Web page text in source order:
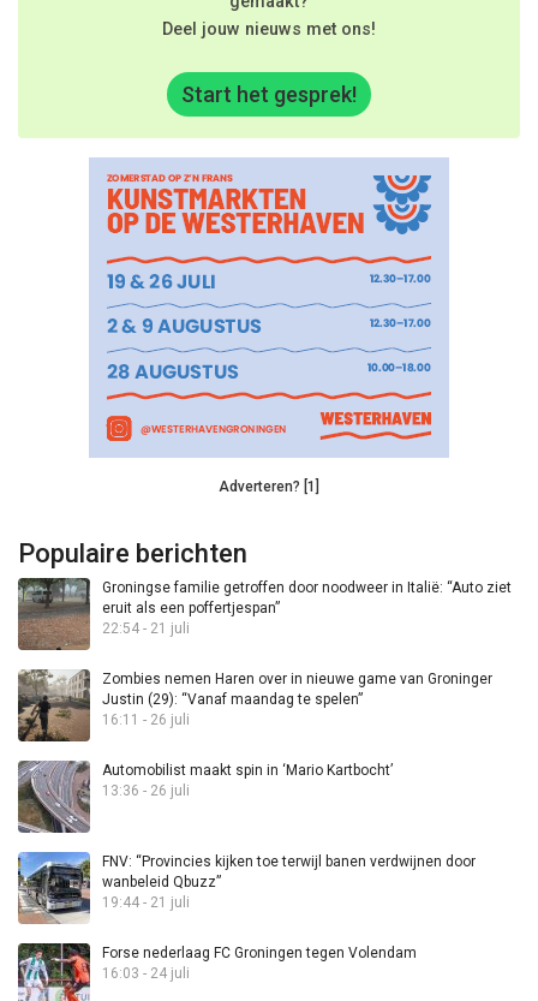
Deel jouw nieuws met ons!
Start het gesprek!
Adverteren? [1]
Populaire berichten
Groningse familie getroffen door noodweer in Italië: “Auto ziet
eruit als een poffertjespan”
22:54 - 21 juli
Zombies nemen Haren over in nieuwe game van Groninger
Justin (29): “Vanaf maandag te spelen”
16:11 - 26 juli
Automobilist maakt spin in ‘Mario Kartbocht’
13:36 - 26 juli
FNV: “Provincies kijken toe terwijl banen verdwijnen door
wanbeleid Qbuzz”
19:44 - 21 juli
Forse nederlaag FC Groningen tegen Volendam
16:03 - 24 juli